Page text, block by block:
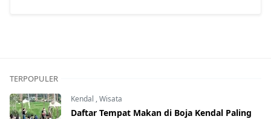
TERPOPULER
Kendal ,Wisata
Daftar Tempat Makan di Boja Kendal Paling